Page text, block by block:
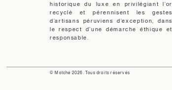
historique du luxe en privilégiant l’or
recyclé et pérennisent les gestes
d’artisans péruviens d’exception, dans
le respect d’une démarche éthique et
responsable.
© Motché 2026. Tous droits réservés